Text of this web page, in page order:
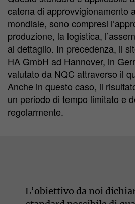
catena di approvvigionamento
mondiale, sono compresi
produzione, la logistica,
al dettaglio. In precedenza, il
HA GmbH ad Hannover, in
valutato da NQC attraverso il
Anche in questo caso, il
un periodo di tempo limitato e
regolarmente.
L’obiettivo da noi